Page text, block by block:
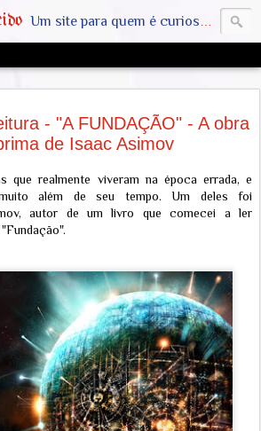
Um site para quem é curioso e também quer estar ciente das notícias que geralmente não aparecem na grande mídia. Abram a mente, pensem fora da caixinha. SAIAM DA MATRIX !! A VERDADE ESTÁ LA FORA
- "A FUNDAÇÃO" - A obra
de Isaac Asimov
que realmente viveram na época errada, e
muito além de seu tempo. Um deles foi
autor de um livro que comecei a ler